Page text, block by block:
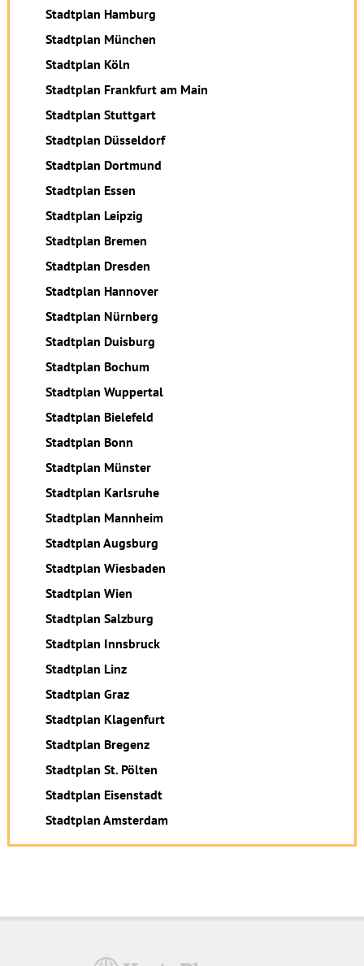
Stadtplan Hamburg
Stadtplan München
Stadtplan Köln
Stadtplan Frankfurt am Main
Stadtplan Stuttgart
Stadtplan Düsseldorf
Stadtplan Dortmund
Stadtplan Essen
Stadtplan Leipzig
Stadtplan Bremen
Stadtplan Dresden
Stadtplan Hannover
Stadtplan Nürnberg
Stadtplan Duisburg
Stadtplan Bochum
Stadtplan Wuppertal
Stadtplan Bielefeld
Stadtplan Bonn
Stadtplan Münster
Stadtplan Karlsruhe
Stadtplan Mannheim
Stadtplan Augsburg
Stadtplan Wiesbaden
Stadtplan Wien
Stadtplan Salzburg
Stadtplan Innsbruck
Stadtplan Linz
Stadtplan Graz
Stadtplan Klagenfurt
Stadtplan Bregenz
Stadtplan St. Pölten
Stadtplan Eisenstadt
Stadtplan Amsterdam